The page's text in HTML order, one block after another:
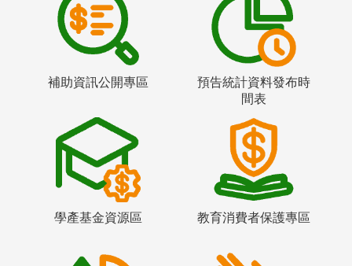
補助資訊公開專區
預告統計資料發布時
間表
學產基金資源區 教育消費者保護專區